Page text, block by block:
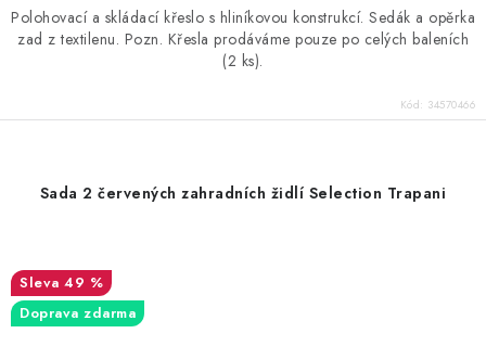
Polohovací a skládací křeslo s hliníkovou konstrukcí. Sedák a opěrka
zad z textilenu. Pozn. Křesla prodáváme pouze po celých baleních
(2 ks).
Kód: 34570466
Sada 2 červených zahradních židlí Selection Trapani
49 %
Doprava zdarma